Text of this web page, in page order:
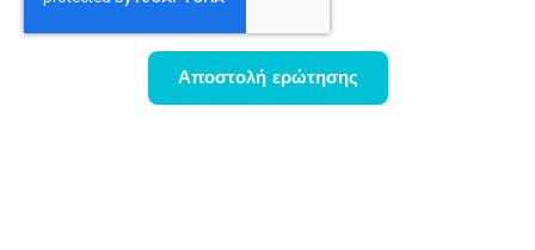
Αποστολή ερώτησης